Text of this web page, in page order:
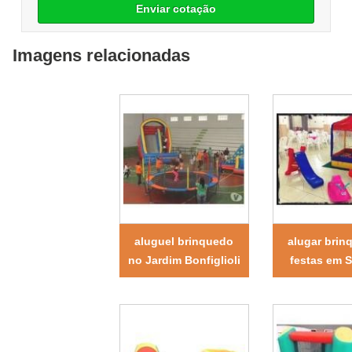
Enviar cotação
Imagens relacionadas
aluguel brinquedo
no Jardim Bonfiglioli
alugar
festas em